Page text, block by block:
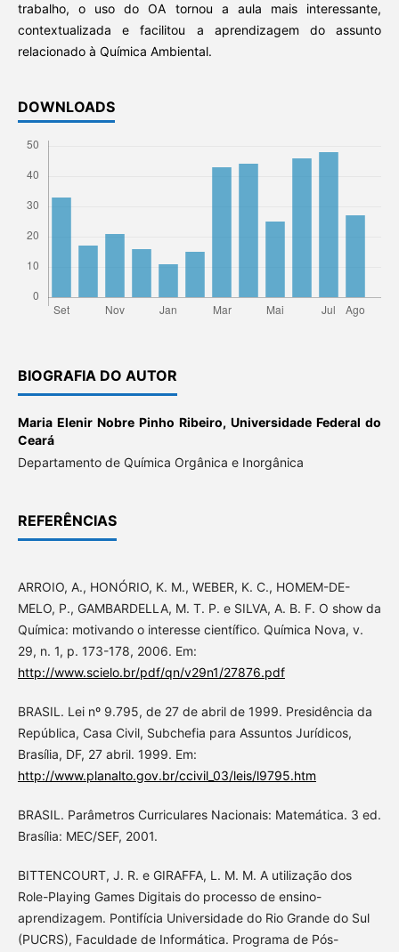
trabalho, o uso do OA tornou a aula mais interessante,
contextualizada e facilitou a aprendizagem do assunto
relacionado à Química Ambiental.
DOWNLOADS
BIOGRAFIA DO AUTOR
Maria Elenir Nobre Pinho Ribeiro,Universidade Federal do
Ceará
Departamento de Química Orgânica e Inorgânica
REFERÊNCIAS
ARROIO, A., HONÓRIO, K. M., WEBER, K. C., HOMEM-DE-
MELO, P., GAMBARDELLA, M. T. P. e SILVA, A. B. F. O show da
Química: motivando o interesse científico. Química Nova, v.
29, n. 1, p. 173-178, 2006. Em:
http://www.scielo.br/pdf/qn/v29n1/27876.pdf
BRASIL. Lei nº 9.795, de 27 de abril de 1999. Presidência da
República, Casa Civil, Subchefia para Assuntos Jurídicos,
Brasília, DF, 27 abril. 1999. Em:
http://www.planalto.gov.br/ccivil_03/leis/l9795.htm
BRASIL. Parâmetros Curriculares Nacionais: Matemática. 3 ed.
Brasília: MEC/SEF, 2001.
BITTENCOURT, J. R. e GIRAFFA, L. M. M. A utilização dos
Role-Playing Games Digitais do processo de ensino-
aprendizagem. Pontifícia Universidade do Rio Grande do Sul
(PUCRS), Faculdade de Informática. Programa de Pós-